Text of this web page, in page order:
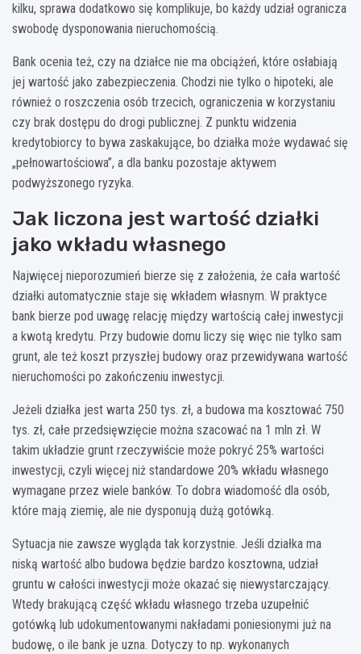
kilku, sprawa dodatkowo się komplikuje, bo każdy udział ogranicza
swobodę dysponowania nieruchomością.
Bank ocenia też, czy na działce nie ma obciążeń, które osłabiają
jej wartość jako zabezpieczenia. Chodzi nie tylko o hipoteki, ale
również o roszczenia osób trzecich, ograniczenia w korzystaniu
czy brak dostępu do drogi publicznej. Z punktu widzenia
kredytobiorcy to bywa zaskakujące, bo działka może wydawać się
„pełnowartościowa”, a dla banku pozostaje aktywem
podwyższonego ryzyka.
Jak liczona jest wartość działki
jako wkładu własnego
Najwięcej nieporozumień bierze się z założenia, że cała wartość
działki automatycznie staje się wkładem własnym. W praktyce
bank bierze pod uwagę relację między wartością całej inwestycji
a kwotą kredytu. Przy budowie domu liczy się więc nie tylko sam
grunt, ale też koszt przyszłej budowy oraz przewidywana wartość
nieruchomości po zakończeniu inwestycji.
Jeżeli działka jest warta 250 tys. zł, a budowa ma kosztować 750
tys. zł, całe przedsięwzięcie można szacować na 1 mln zł. W
takim układzie grunt rzeczywiście może pokryć 25% wartości
inwestycji, czyli więcej niż standardowe 20% wkładu własnego
wymagane przez wiele banków. To dobra wiadomość dla osób,
które mają ziemię, ale nie dysponują dużą gotówką.
Sytuacja nie zawsze wygląda tak korzystnie. Jeśli działka ma
niską wartość albo budowa będzie bardzo kosztowna, udział
gruntu w całości inwestycji może okazać się niewystarczający.
Wtedy brakującą część wkładu własnego trzeba uzupełnić
gotówką lub udokumentowanymi nakładami poniesionymi już na
budowę, o ile bank je uzna. Dotyczy to np. wykonanych